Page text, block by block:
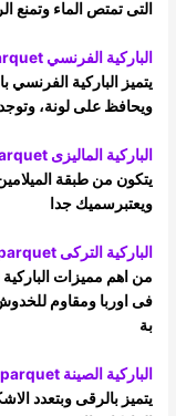
التى تمتص الماء وتمنع
الباركية الفرنسي French parquet
يتميز الباركية الفرنسي
ويحافظ على لونة،
الباركية الماليزى Malaysian parquet
يتكون من طبقة
ويعتبرسميك جدا
الباركية التركى Turkish parquet
من اهم مميزات
فى اوربا ومقاوم للخدوش
بة
الباركية الصينة china parquet
يتميز بالرقى وبتعدد